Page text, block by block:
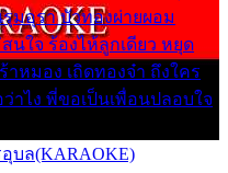
มอุรา บัวทองผ่ายผอม
นใจ ร้องไห้ลูกเดียว หยุด
าหมอง เถิดทองจ๋า ถึงใคร
ว่าไง พี่ขอเป็นเพื่อนปลอบใจ
บล(KARAOKE)